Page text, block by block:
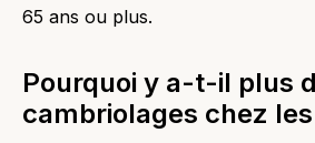
65 ans ou plus.
Pourquoi y a-t-il plus
cambriolages chez